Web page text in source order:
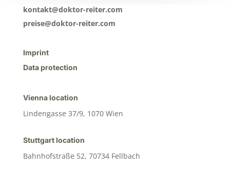
kontakt@doktor-reiter.com
preise@doktor-reiter.com
Imprint
Data protection
Vienna location
Lindengasse 37/9, 1070 Wien
Stuttgart location
Bahnhofstraße 52, 70734 Fellbach